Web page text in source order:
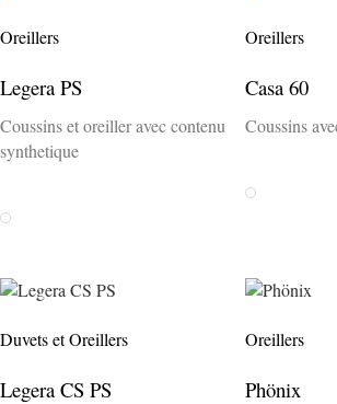
Oreillers
Legera PS
Coussins et oreiller avec contenu
synthetique
Weiss
Oreillers
Casa 60
Coussins
Weiss
Duvets et Oreillers
Legera CS PS
Oreillers
Phönix